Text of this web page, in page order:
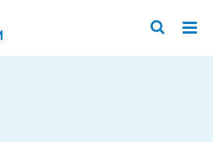
/
Zoeken
/